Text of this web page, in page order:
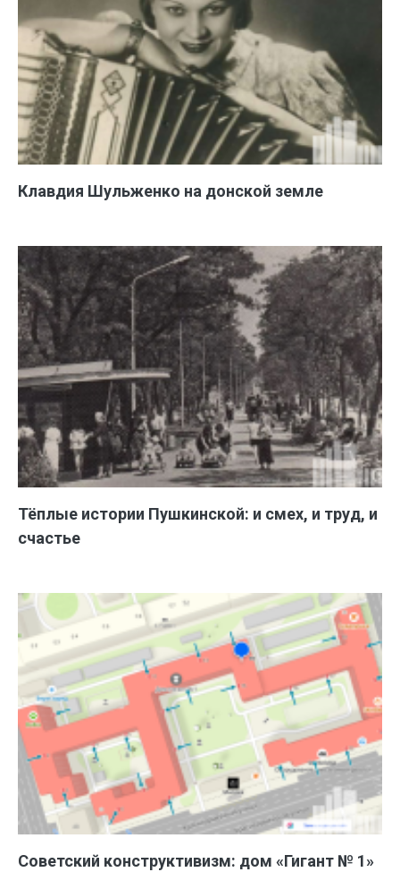
Клавдия Шульженко на донской земле
Тёплые истории Пушкинской: и смех, и труд, и
счастье
Советский конструктивизм: дом «Гигант № 1»